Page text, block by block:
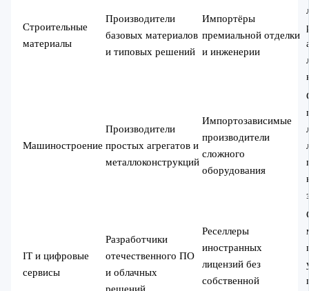
Строительные
материалы
Производители
базовых материалов
и типовых решений
Импортёры
премиальной отделки
и инженерии
Машиностроение
Производители
простых агрегатов и
металлоконструкций
Импортозависимые
производители
сложного
оборудования
IT и цифровые
сервисы
Разработчики
отечественного ПО
и облачных
решений
Реселлеры
иностранных
лицензий без
собственной